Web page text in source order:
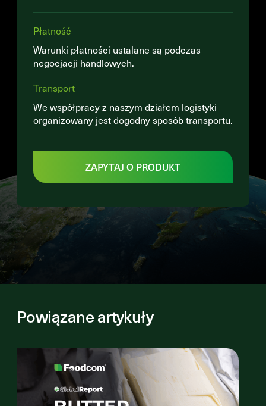
Płatność
Warunki płatności ustalane są podczas
negocjacji handlowych.
Transport
We współpracy z naszym działem logistyki
organizowany jest dogodny sposób transportu.
ZAPYTAJ O PRODUKT
Powiązane artykuły